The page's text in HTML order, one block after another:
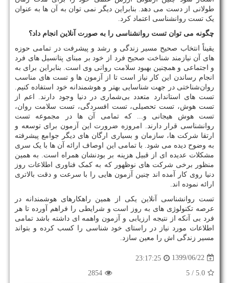
طولانی از دست می دهد. بنابراین دیگر نمی توان به آن ها به عنوان
یک تست روانشناسی اعتماد کرد.
چگونه می توان تست روانشناسی را به صورت آنلاین انجام داد؟
یقیناً انتخاب صحیح مسیر زندگی و رشد و پیشرفت در تمامی حوزه
های آن نیازمند شناخت صحیح فرد از خود بر مبنای پتانسیل های فرد
و اجتماعی و همچنین بهبود سلامت روانی وی است. بنابراین برای به
انجام رساندن این کار نیاز است تا از آزمون ها و تست های مناسب
روان‌شناختی در جهت شناسایی بهتر و هوشمندانه خود استفاده کنیم.
تست های استاندارد متعدد بی‌شماری در دنیا وجود دارند. اعم از
تست هوش، تست تحصیلی، تست افسردگی، تست سلامت روان،
تست هوش هیجانی و... که تمامی آن ها در مجموعه تست
روانشناسی قرار دارند. امروزه ضرورت این آزمون برای توسعه و
ارتقا شرکت ها، سازمان و بسیاری ارگان های دیگر جوامع پیشرفته
به وضوح دیده می شود. با تمامی این اوصاف ارائه آن ها با یک سری
مشکلات عدیده ای از قبیل هزینه بر بودنشان همراه است. به همین
منظور برخی شرکت های نوظهور که به کمک فناوری اطلاعات روز
دنیا روی کار آمده اند چنین آزمون هایی را با سرعت و دقت بالاتری
ارائه نموده اند.
تست روانشناسی آنلاین یکی از همین راهکارهای هوشمندانه در
عرصه تکنولوژی های به روز است و شرایطی را فراهم آورده تا هر
فرد بی آنکه از نتیجه ارزیابی و آزمون واهمه ای داشته باشد تمامی
اطلاعات مورد نیاز در راستای خود شناسی را کسب کرده و بتواند
مسیر زندگی اش را معین سازد.
1399/06/22
23:17:25
5.0
/ 5
2854